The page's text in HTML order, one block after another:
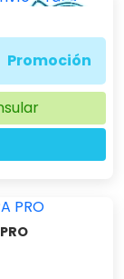
Promoción